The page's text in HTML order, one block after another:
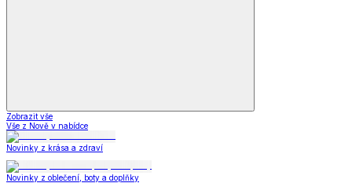
Zobrazit vše
Vše z Nově v nabídce
Novinky z krása a zdraví
Novinky z oblečení, boty a doplňky